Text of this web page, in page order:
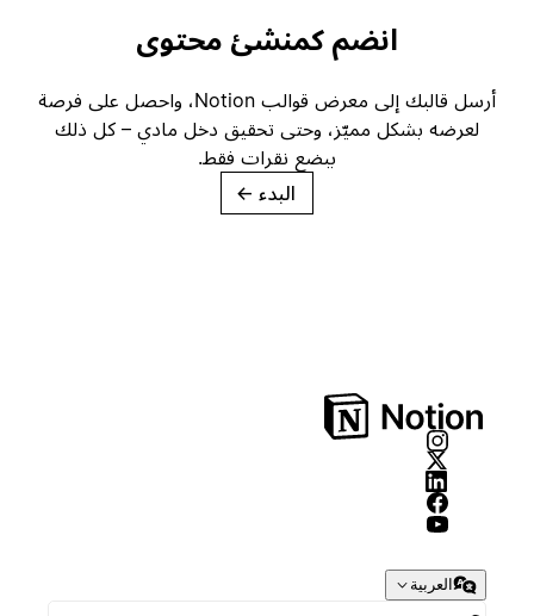
انضم كمنشئ محتوى
أرسل قالبك إلى معرض قوالب Notion، واحصل على فرصة
لعرضه بشكل مميّز، وحتى تحقيق دخل مادي – كل ذلك
ببضع نقرات فقط.
→
العربية